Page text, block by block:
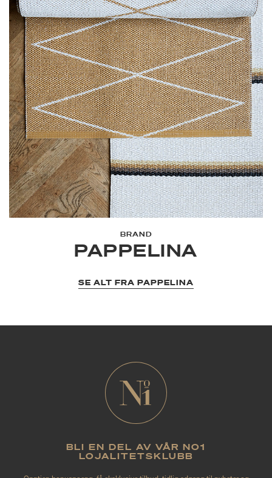
BRAND
PAPPELINA
SE ALT FRA PAPPELINA
BLI EN DEL AV VÅR NO1
LOJALITETSKLUBB